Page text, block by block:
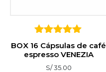
sobre 5
BOX 16 Cápsulas de café
espresso VENEZIA
S/35.00